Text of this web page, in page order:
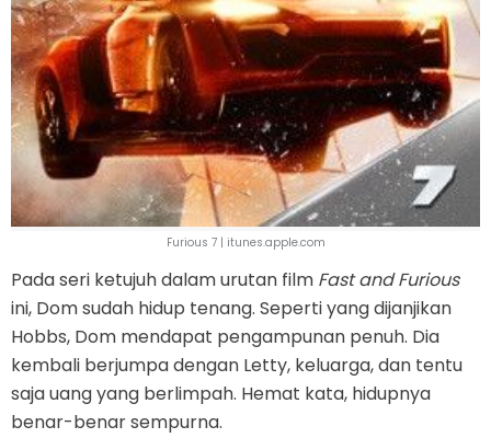
Furious 7 | itunes.apple.com
Pada seri ketujuh dalam urutan film Fast and Furious
ini, Dom sudah hidup tenang. Seperti yang dijanjikan
Hobbs, Dom mendapat pengampunan penuh. Dia
kembali berjumpa dengan Letty, keluarga, dan tentu
saja uang yang berlimpah. Hemat kata, hidupnya
benar-benar sempurna.